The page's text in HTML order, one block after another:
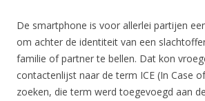
De smartphone is voor allerlei partijen
om achter de identiteit van een
familie of partner te bellen. Dat kon
contactenlijst naar de term ICE (In Case
zoeken, die term werd toegevoegd aan